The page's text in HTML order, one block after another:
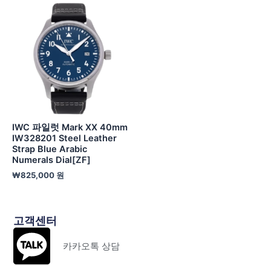
IWC 파일럿 Mark XX 40mm
IW328201 Steel Leather
Strap Blue Arabic
Numerals Dial[ZF]
₩825,000 원
고객센터
카카오톡 상담